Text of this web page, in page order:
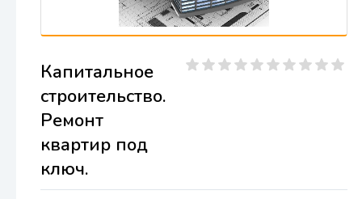
Капитальное
строительство.
Ремонт
квартир под
ключ.